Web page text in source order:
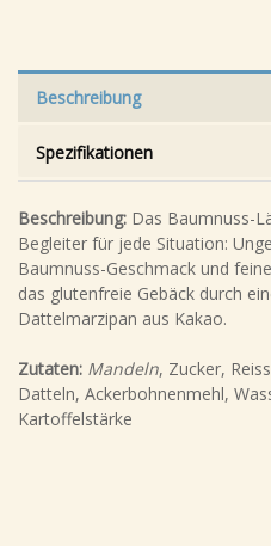
Beschreibung
Spezifikationen
Beschreibung: Das Baumnuss-
Begleiter für jede Situation:
Baumnuss-Geschmack und
das glutenfreie Gebäck durch
Dattelmarzipan aus Kakao.
Zutaten: Mandeln, Zucker,
Datteln, Ackerbohnenmehl,
Kartoffelstärke